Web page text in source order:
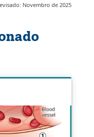
Novembro de 2025